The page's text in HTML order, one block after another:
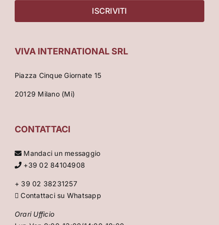
VIVA INTERNATIONAL SRL
Piazza Cinque Giornate 15
20129 Milano (Mi)
CONTATTACI
Mandaci un messaggio
+39 02 84104908
+ 39 02 38231257
Contattaci su Whatsapp
Orari Ufficio